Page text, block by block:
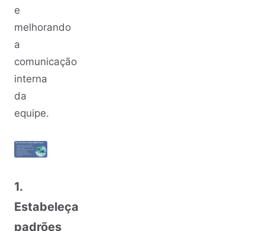
e
melhorando
a
comunicação
interna
da
equipe.
1.
Estabeleça
padrões